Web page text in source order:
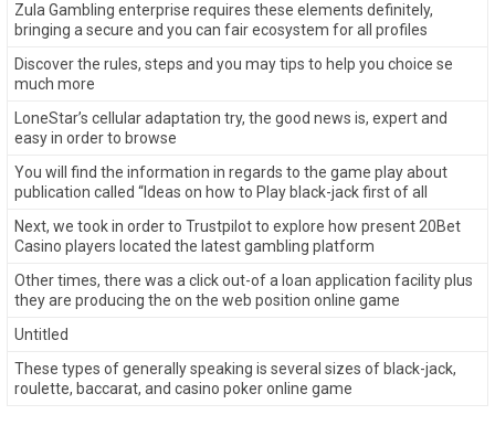
Zula Gambling enterprise requires these elements definitely,
bringing a secure and you can fair ecosystem for all profiles
Discover the rules, steps and you may tips to help you choice se
much more
LoneStar’s cellular adaptation try, the good news is, expert and
easy in order to browse
You will find the information in regards to the game play about
publication called “Ideas on how to Play black-jack first of all
Next, we took in order to Trustpilot to explore how present 20Bet
Casino players located the latest gambling platform
Other times, there was a click out-of a loan application facility plus
they are producing the on the web position online game
Untitled
These types of generally speaking is several sizes of black-jack,
roulette, baccarat, and casino poker online game